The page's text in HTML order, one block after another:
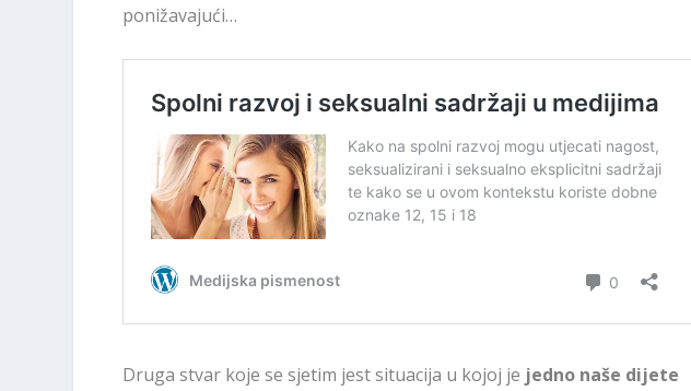
ponižavajući…
Druga stvar koje se sjetim jest situacija u kojoj je jedno naše dijete